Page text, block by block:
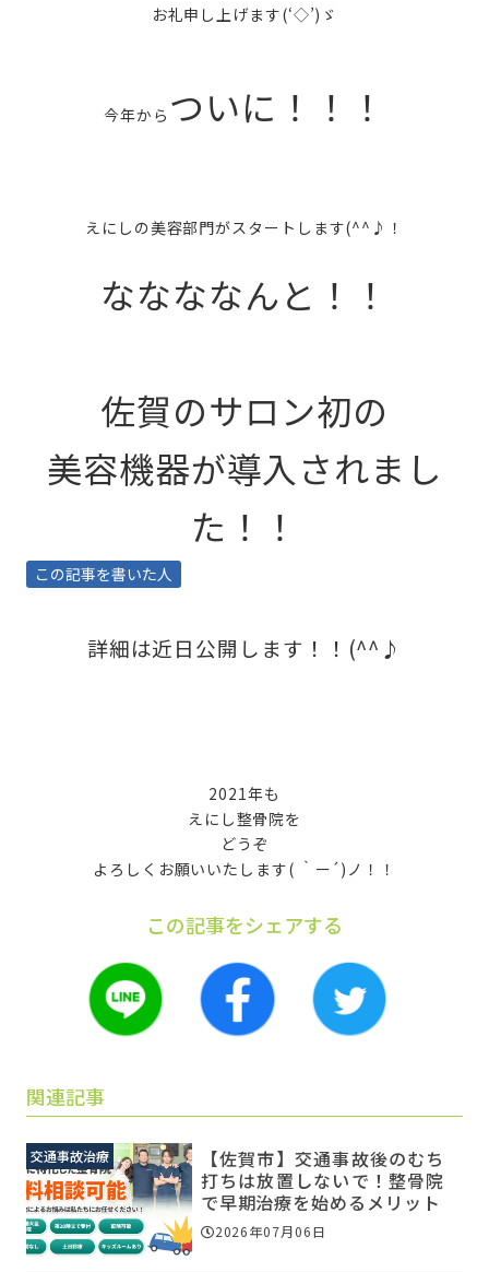
お礼申し上げます(‘◇’)ゞ
今年から ついに！！！
えにしの美容部門がスタートします(^^♪！
ななななんと！！
佐賀のサロン初の
美容機器が導入されまし
た！！
詳細は近日公開します！！(^^♪
2021年も
えにし整骨院を
どうぞ
よろしくお願いいたします( ｀ー´)ノ！！
この記事を書いた人
この記事をシェアする
関連記事
交通事故治療
【佐賀市】交通事故後のむち
打ちは放置しないで！整骨院
で早期治療を始めるメリット
2026年07月06日